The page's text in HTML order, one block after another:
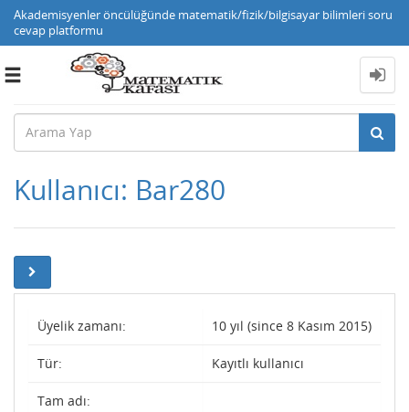
Akademisyenler öncülüğünde matematik/fizik/bilgisayar bilimleri soru
cevap platformu
Toggle
Kullanıcı: Bar280
Üyelik zamanı: 10 yıl (since 8 Kasım 2015)
Tür: Kayıtlı kullanıcı
Tam adı: